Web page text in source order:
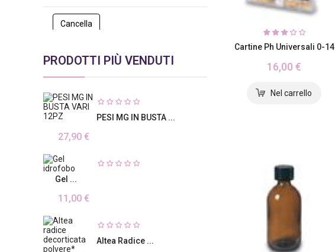
PRODOTTI PIÙ VENDUTI
PESI MG IN BUSTA ...
27,90 €
Gel ...
11,00 €
Altea Radice ...
Cartine Ph Universali 0-14
16,00 €